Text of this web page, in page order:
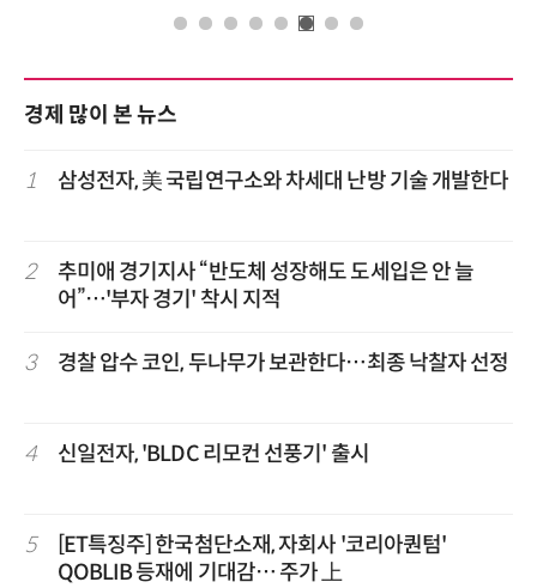
경제 많이 본 뉴스
1 삼성전자, 美 국립연구소와 차세대 난방 기술 개발한다
2
추미애 경기지사 “반도체 성장해도 도세입은 안 늘
어”…'부자 경기' 착시 지적
3 경찰 압수 코인, 두나무가 보관한다…최종 낙찰자 선정
4 신일전자, 'BLDC 리모컨 선풍기' 출시
5
[ET특징주] 한국첨단소재, 자회사 '코리아퀀텀'
QOBLIB 등재에 기대감… 주가 上